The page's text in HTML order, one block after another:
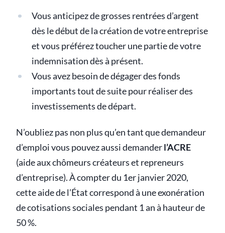
Vous anticipez de grosses rentrées d’argent
dès le début de la création de votre entreprise
et vous préférez toucher une partie de votre
indemnisation dès à présent.
Vous avez besoin de dégager des fonds
importants tout de suite pour réaliser des
investissements de départ.
N’oubliez pas non plus qu’en tant que demandeur
d’emploi vous pouvez aussi demanderl’ACRE
(aide aux chômeurs créateurs et repreneurs
d’entreprise). À compter du 1er janvier 2020,
cette aide de l’État correspond à une exonération
de cotisations sociales pendant 1 an à hauteur de
50 %.